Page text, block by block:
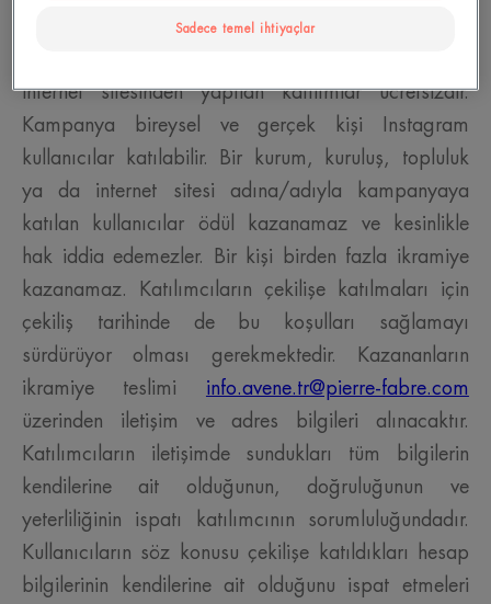
sitesinde duyurulacaktır. Kampanyaya
internet sitesinden yapılan katılımlar ücretsizdir.
Kampanya bireysel ve gerçek kişi Instagram
kullanıcılar katılabilir. Bir kurum, kuruluş, topluluk
ya da internet sitesi adına/adıyla kampanyaya
katılan kullanıcılar ödül kazanamaz ve kesinlikle
hak iddia edemezler. Bir kişi birden fazla ikramiye
kazanamaz. Katılımcıların çekilişe katılmaları için
çekiliş tarihinde de bu koşulları sağlamayı
sürdürüyor olması gerekmektedir. Kazananların
ikramiye teslimi info.avene.tr@pierre-fabre.com
üzerinden iletişim ve adres bilgileri alınacaktır.
Katılımcıların iletişimde sundukları tüm bilgilerin
kendilerine ait olduğunun, doğruluğunun ve
yeterliliğinin ispatı katılımcının sorumluluğundadır.
Kullanıcıların söz konusu çekilişe katıldıkları hesap
bilgilerinin kendilerine ait olduğunu ispat etmeleri
Sadece temel ihtiyaçlar